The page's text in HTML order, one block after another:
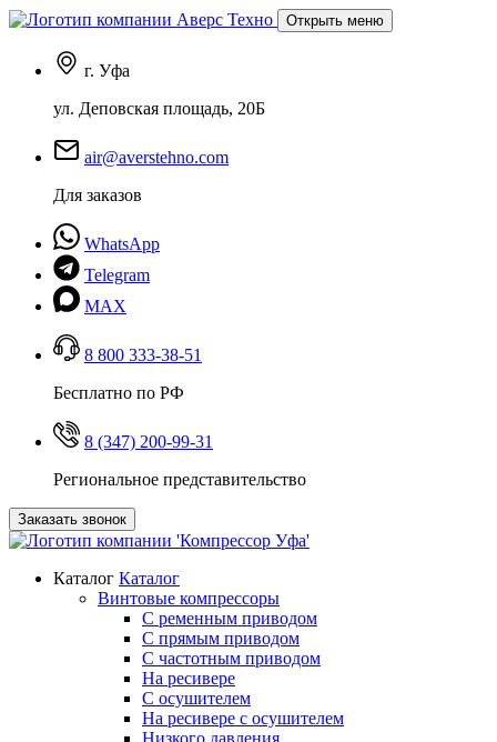
Открыть меню
г. Уфа
ул. Деповская площадь, 20Б
air@averstehno.com
Для заказов
WhatsApp
Telegram
MAX
8 800 333-38-51
Бесплатно по РФ
8 (347) 200-99-31
Региональное представительство
Заказать звонок
Каталог Каталог
Винтовые компрессоры
С ременным приводом
С прямым приводом
С частотным приводом
На ресивере
С осушителем
На ресивере с осушителем
Низкого давления